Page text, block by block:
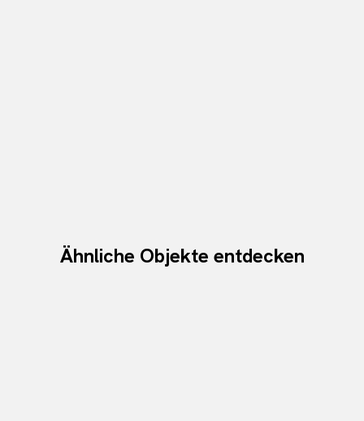
Ähnliche Objekte entdecken